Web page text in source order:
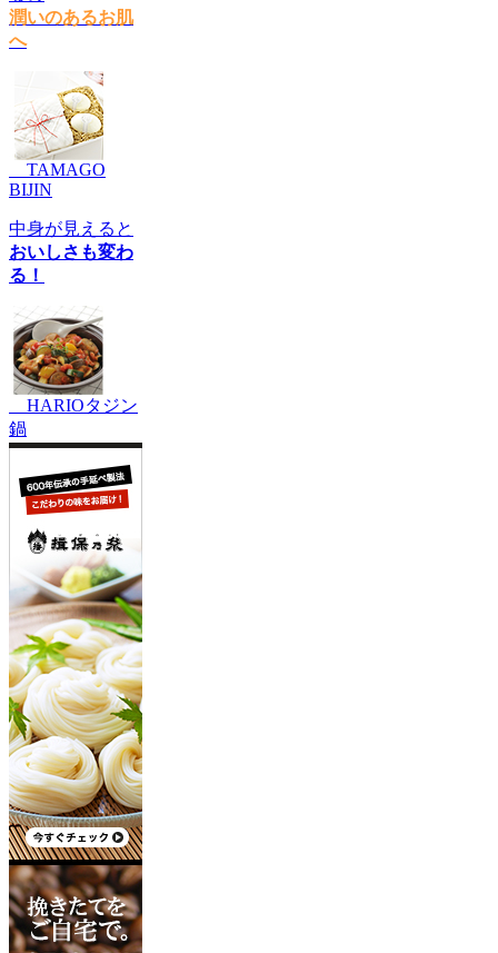
潤いのあるお肌
へ
TAMAGO
BIJIN
中身が見えると
おいしさも変わ
る！
HARIOタジン
鍋